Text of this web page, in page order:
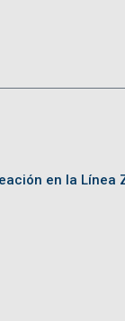
en la Línea